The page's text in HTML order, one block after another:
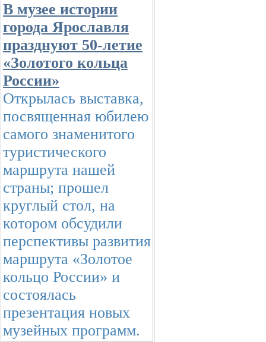
В музее истории
города Ярославля
празднуют 50-летие
«Золотого кольца
России»
Открылась выставка,
посвященная юбилею
самого знаменитого
туристического
маршрута нашей
страны; прошел
круглый стол, на
котором обсудили
перспективы развития
маршрута «Золотое
кольцо России» и
состоялась
презентация новых
музейных программ.